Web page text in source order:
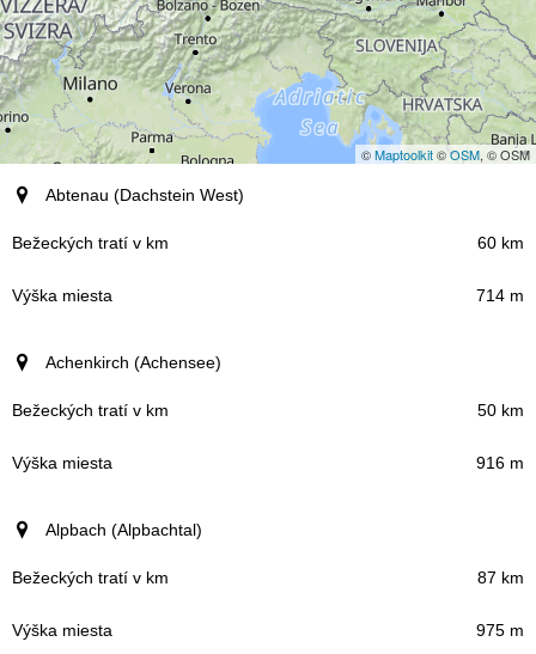
©Maptoolkit©OSM, © OSM
stredisko
Bežeckých tratí v km
Abtenau (Dachstein West)
60 km
714 m
Achenkirch (Achensee)
50 km
916 m
Alpbach (Alpbachtal)
87 km
975 m